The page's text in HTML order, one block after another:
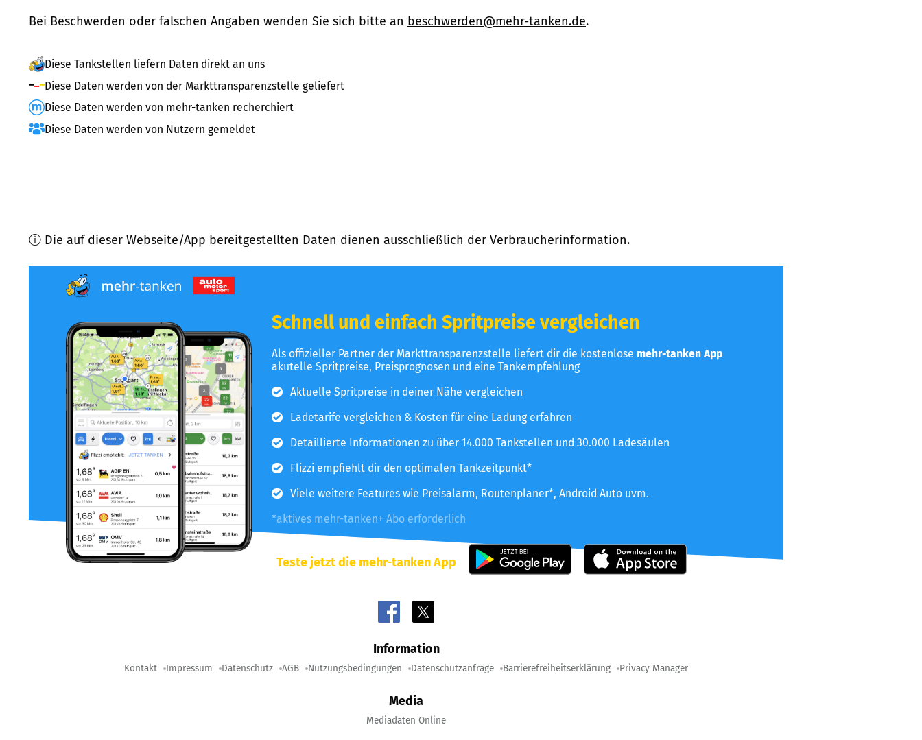
Bei Beschwerden oder falschen Angaben wenden Sie sich bitte an beschwerden@mehr-tanken.de.
Diese Tankstellen liefern Daten direkt an uns
Diese Daten werden von der Markttransparenzstelle geliefert
Diese Daten werden von mehr-tanken recherchiert
Diese Daten werden von Nutzern gemeldet
ⓘ Die auf dieser Webseite/App bereitgestellten Daten dienen ausschließlich der Verbraucherinformation.
Schnell und einfach Spritpreise vergleichen
Als offizieller Partner der Markttransparenzstelle liefert dir die kostenlose mehr-tanken App
akutelle Spritpreise, Preisprognosen und eine Tankempfehlung
Aktuelle Spritpreise in deiner Nähe vergleichen
Ladetarife vergleichen & Kosten für eine Ladung erfahren
Detaillierte Informationen zu über 14.000 Tankstellen und 30.000 Ladesäulen
Flizzi empfiehlt dir den optimalen Tankzeitpunkt*
Viele weitere Features wie Preisalarm, Routenplaner*, Android Auto uvm.
*aktives mehr-tanken+ Abo erforderlich
Teste jetzt die mehr-tanken App
Information
Kontakt Impressum Datenschutz AGB Nutzungsbedingungen Datenschutzanfrage Barrierefreiheitserklärung Privacy Manager
Media
Mediadaten Online